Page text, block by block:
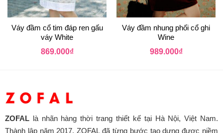
Váy đầm cổ tim đáp ren gấu
váy White
869.000₫
Váy đầm nhung phối cổ ghi
Wine
989.000₫
ZOFALlà nhãn hàng thời trang thiết kế tại Hà Nội, Việt Nam.
Thành lập năm 2017, ZOFAL đã từng bước tạo dựng được niềm